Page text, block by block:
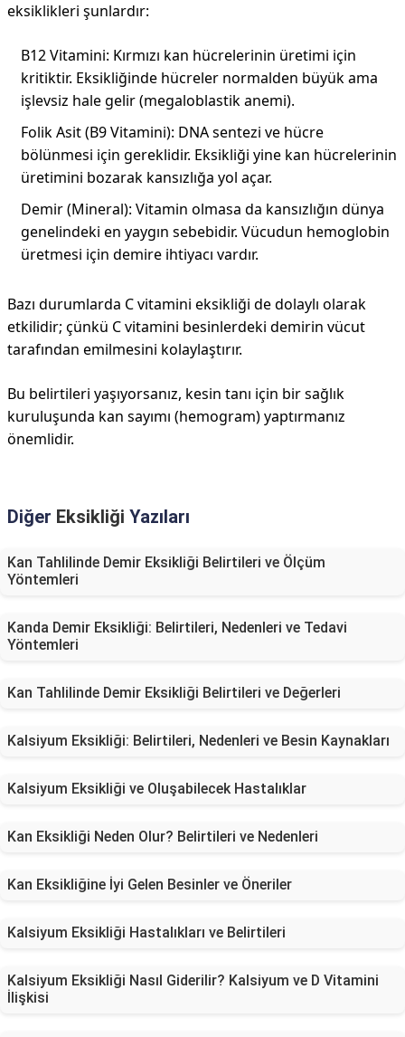
eksiklikleri şunlardır:
B12 Vitamini: Kırmızı kan hücrelerinin üretimi için
kritiktir. Eksikliğinde hücreler normalden büyük ama
işlevsiz hale gelir (megaloblastik anemi).
Folik Asit (B9 Vitamini): DNA sentezi ve hücre
bölünmesi için gereklidir. Eksikliği yine kan hücrelerinin
üretimini bozarak kansızlığa yol açar.
Demir (Mineral): Vitamin olmasa da kansızlığın dünya
genelindeki en yaygın sebebidir. Vücudun hemoglobin
üretmesi için demire ihtiyacı vardır.
Bazı durumlarda C vitamini eksikliği de dolaylı olarak
etkilidir; çünkü C vitamini besinlerdeki demirin vücut
tarafından emilmesini kolaylaştırır.
Bu belirtileri yaşıyorsanız, kesin tanı için bir sağlık
kuruluşunda kan sayımı (hemogram) yaptırmanız
önemlidir.
Diğer Eksikliği Yazıları
Kan Tahlilinde Demir Eksikliği Belirtileri ve Ölçüm
Yöntemleri
Kanda Demir Eksikliği: Belirtileri, Nedenleri ve Tedavi
Yöntemleri
Kan Tahlilinde Demir Eksikliği Belirtileri ve Değerleri
Kalsiyum Eksikliği: Belirtileri, Nedenleri ve Besin Kaynakları
Kalsiyum Eksikliği ve Oluşabilecek Hastalıklar
Kan Eksikliği Neden Olur? Belirtileri ve Nedenleri
Kan Eksikliğine İyi Gelen Besinler ve Öneriler
Kalsiyum Eksikliği Hastalıkları ve Belirtileri
Kalsiyum Eksikliği Nasıl Giderilir? Kalsiyum ve D Vitamini
İlişkisi